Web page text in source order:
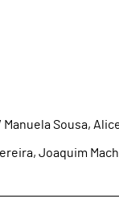
Sousa,
Joaquim